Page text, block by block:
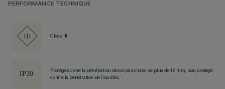
PERFORMANCE TECHNIQUE
Class III
Protégé contre la pénétration de corps solides de plus de 12 mm, non protégé
contre la pénétration de liquides.